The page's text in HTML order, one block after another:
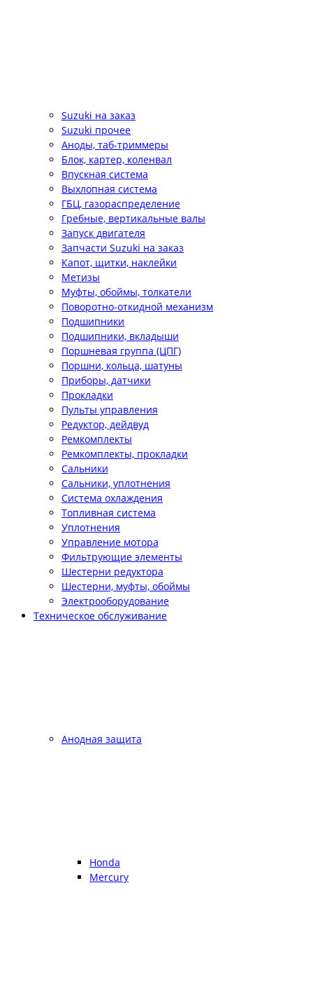
Suzuki на заказ
Suzuki прочее
Аноды, таб-триммеры
Блок, картер, коленвал
Впускная система
Выхлопная система
ГБЦ, газораспределение
Гребные, вертикальные валы
Запуск двигателя
Запчасти Suzuki на заказ
Капот, щитки, наклейки
Метизы
Муфты, обоймы, толкатели
Поворотно-откидной механизм
Подшипники
Подшипники, вкладыши
Поршневая группа (ЦПГ)
Поршни, кольца, шатуны
Приборы, датчики
Прокладки
Пульты управления
Редуктор, дейдвуд
Ремкомплекты
Ремкомплекты, прокладки
Сальники
Сальники, уплотнения
Система охлаждения
Топливная система
Уплотнения
Управление мотора
Фильтрующие элементы
Шестерни редуктора
Шестерни, муфты, обоймы
Электрооборудование
Техническое обслуживание
Анодная защита
Honda
Mercury